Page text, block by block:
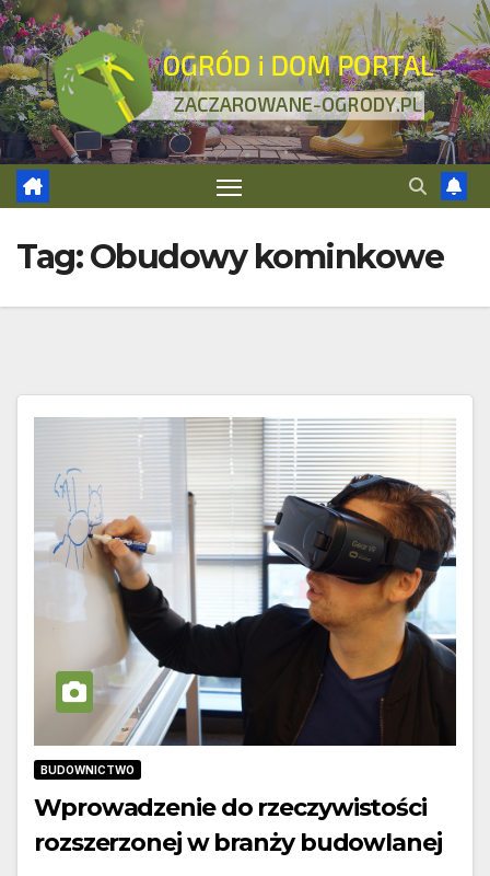
Skip
to
content
Tag:Obudowy kominkowe
BUDOWNICTWO
Wprowadzenie do rzeczywistości
rozszerzonej w branży budowlanej